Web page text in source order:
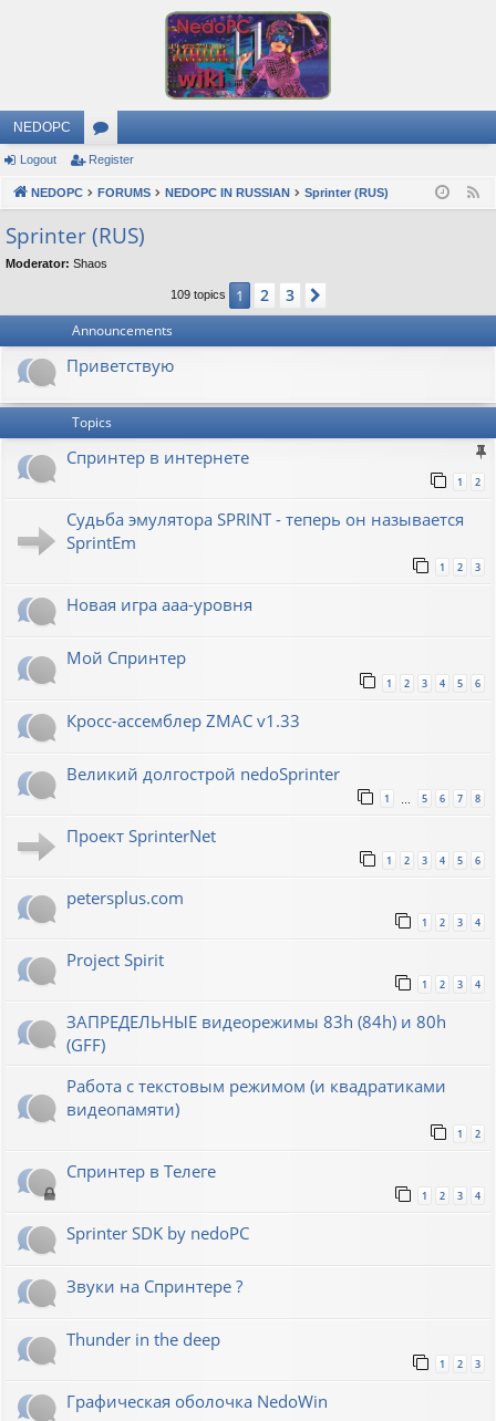
NEDOPC
or
u
m
s
Logout Register
NEDOPC FORUMS NEDOPC IN RUSSIAN Sprinter (RUS)
Sprinter (RUS)
Moderator: Shaos
109 topics 1 2 3
Announcements
Приветствую
Topics
Спринтер в интернете
1 2
Судьба эмулятора SPRINT - теперь он называется
SprintEm
1 2 3
Новая игра ааа-уровня
Мой Спринтер
1 2 3 4 5 6
Кросс-ассемблер ZMAC v1.33
Великий долгострой nedoSprinter
1 5 6 7 8
Проект SprinterNet
1 2 3 4 5 6
petersplus.com
1 2 3 4
Project Spirit
1 2 3 4
ЗАПРЕДЕЛЬНЫЕ видеорежимы 83h (84h) и 80h
(GFF)
Работа с текстовым режимом (и квадратиками
видеопамяти)
1 2
Спринтер в Телеге
1 2 3 4
Sprinter SDK by nedoPC
Звуки на Спринтере ?
Thunder in the deep
1 2 3
Графическая оболочка NedoWin